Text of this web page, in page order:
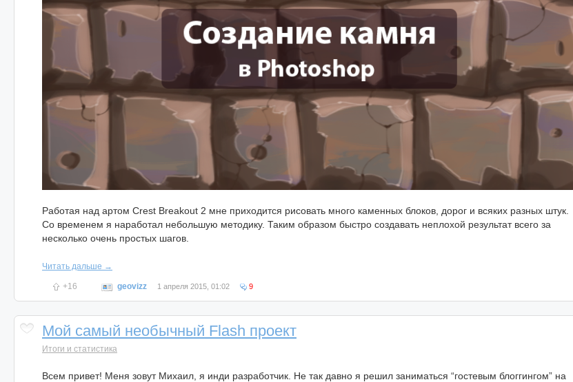
Работая над артом Crest Breakout 2 мне приходится рисовать много каменных блоков, дорог и всяких разных штук.
Со временем я наработал небольшую методику. Таким образом быстро создавать неплохой результат всего за
несколько очень простых шагов.
Читать дальше →
+16 geovizz 1 апреля 2015, 01:02 9
Мой самый необычный Flash проект
Итоги и статистика
Всем привет! Меня зовут Михаил, я инди разработчик. Не так давно я решил заниматься “гостевым блоггингом” на